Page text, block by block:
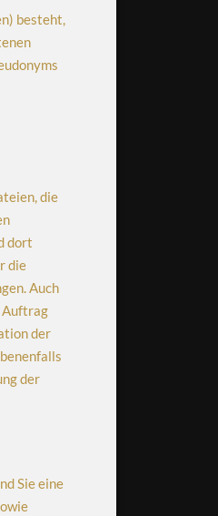
besteht,
die
dort
die
Auch
Auftrag
der
der
Sie eine